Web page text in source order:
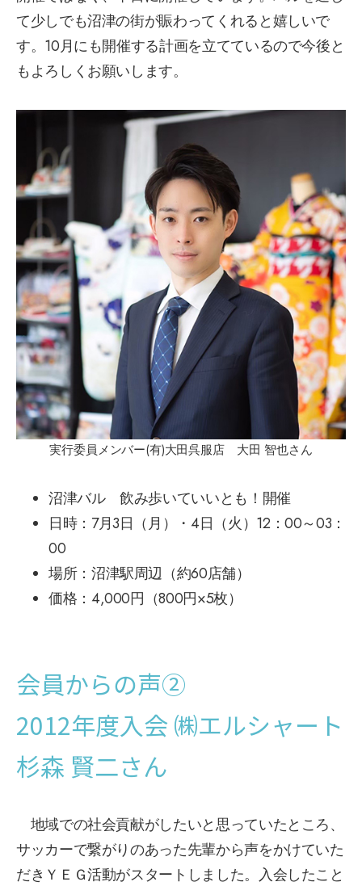
て少しでも沼津の街が賑わってくれると嬉しいで
す。10月にも開催する計画を立てているので今後と
もよろしくお願いします。
実行委員メンバー(有)大田呉服店 大田 智也さん
沼津バル 飲み歩いていいとも！開催
日時：7月3日（月）・4日（火）12：00～03：
00
場所：沼津駅周辺（約60店舗）
価格：4,000円（800円×5枚）
会員からの声②
2012年度入会 ㈱エルシャート
杉森 賢二さん
地域での社会貢献がしたいと思っていたところ、
サッカーで繋がりのあった先輩から声をかけていた
だきＹＥＧ活動がスタートしました。入会したこと